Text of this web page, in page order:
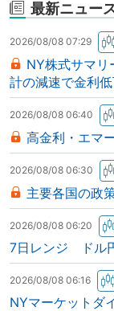
最新ニュー
2026/08/08 07:29
NY株式サマ
計の減速で金利
2026/08/08 06:40
高金利・エマ
2026/08/08 06:30
主要各国の政
2026/08/08 06:20
7日レンジ ドル
2026/08/08 06:16
NYマーケットダ